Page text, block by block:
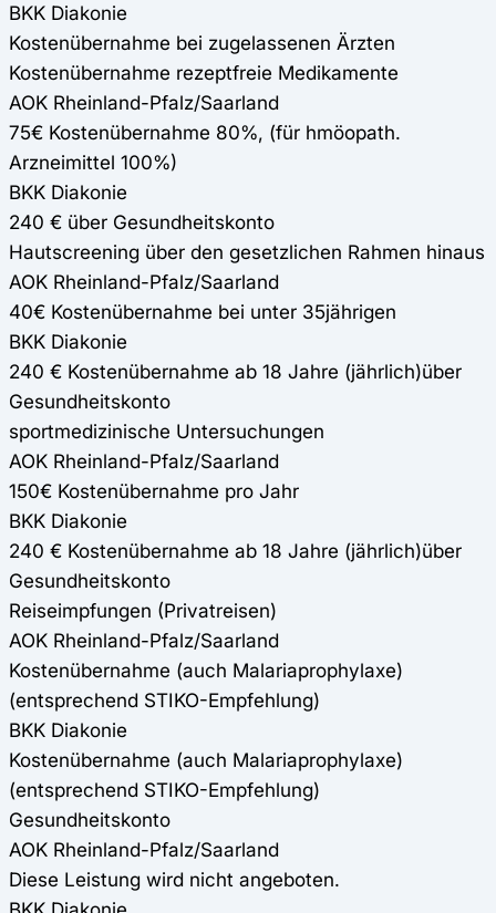
BKK Diakonie
Kostenübernahme bei zugelassenen Ärzten
Kostenübernahme rezeptfreie Medikamente
AOK Rheinland-Pfalz/Saarland
75€ Kostenübernahme 80%, (für hmöopath.
Arzneimittel 100%)
BKK Diakonie
240 € über Gesundheitskonto
Hautscreening über den gesetzlichen Rahmen hinaus
AOK Rheinland-Pfalz/Saarland
40€ Kostenübernahme bei unter 35jährigen
BKK Diakonie
240 € Kostenübernahme ab 18 Jahre (jährlich)über
Gesundheitskonto
sportmedizinische Untersuchungen
AOK Rheinland-Pfalz/Saarland
150€ Kostenübernahme pro Jahr
BKK Diakonie
240 € Kostenübernahme ab 18 Jahre (jährlich)über
Gesundheitskonto
Reiseimpfungen (Privatreisen)
AOK Rheinland-Pfalz/Saarland
Kostenübernahme (auch Malariaprophylaxe)
(entsprechend STIKO-Empfehlung)
BKK Diakonie
Kostenübernahme (auch Malariaprophylaxe)
(entsprechend STIKO-Empfehlung)
Gesundheitskonto
AOK Rheinland-Pfalz/Saarland
Diese Leistung wird nicht angeboten.